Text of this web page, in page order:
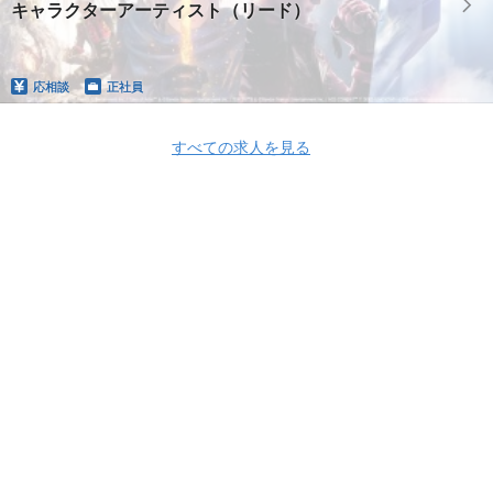
キャラクターアーティスト（リード）
応相談 正社員
すべての求人を見る